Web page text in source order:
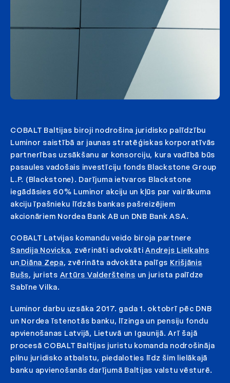
COBALT Baltijas biroji nodrošina juridisko palīdzību
Luminor saistībā ar jaunas stratēģiskas korporatīvās
partnerības uzsākšanu ar konsorciju, kura vadībā būs
pasaules vadošais investīciju fonds Blackstone Group
L.P. (Blackstone). Darījuma ietvaros Blackstone
iegādāsies 60% Luminor akciju un kļūs par vairākuma
akciju īpašnieku līdzās bankas pašreizējiem
akcionāriem Nordea Bank AB un DNB Bank ASA.
COBALT Latvijas komandu veido biroja partnere
Sandija Novicka, zvērināti advokāti Andrejs Lielkalns
un Diāna Zepa, zvērināta advokāta palīgs Krišjānis
Bušs, jurists Artūrs Valderšteins un jurista palīdze
Sabīne Vilka.
Luminor darbu uzsāka 2017. gada 1. oktobrī pēc DNB
un Nordea īstenotās banku, līzinga un pensiju fondu
apvienošanas Latvijā, Lietuvā un Igaunijā. Arī šajā
procesā COBALT Baltijas juristu komanda nodrošināja
pilnu juridisko atbalstu, piedaloties līdz šim lielākajā
banku apvienošanās darījumā Baltijas valstu vēsturē.